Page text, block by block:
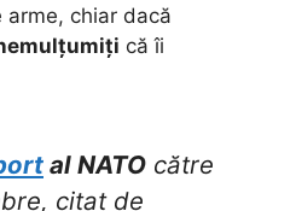
arme, chiar dacă
că îi
al NATO către
citat de